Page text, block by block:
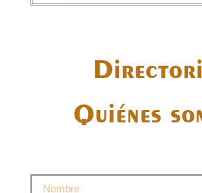
Quiénes